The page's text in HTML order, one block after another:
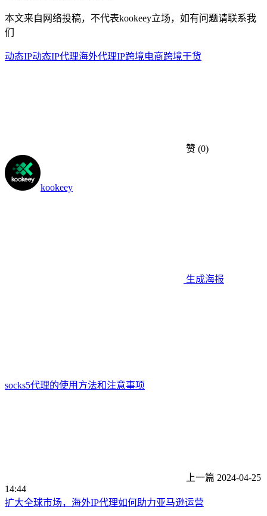
本文来自网络投稿，不代表kookeey立场，如有问题请联系我
们
动态IP动态IP代理海外代理IP跨境电商跨境干货
赞 (0)
kookeey
生成海报
socks5代理的使用方法和注意事项
上一篇 2024-04-25
14:44
扩大全球市场，海外IP代理如何助力亚马逊运营